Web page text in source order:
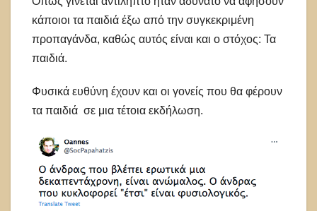
κάποιοι τα παιδιά έξω από την συγκεκριμένη
προπαγάνδα, καθώς αυτός είναι και ο στόχος: Τα
παιδιά.
Φυσικά ευθύνη έχουν και οι γονείς που θα φέρουν
τα παιδιά σε μια τέτοια εκδήλωση.